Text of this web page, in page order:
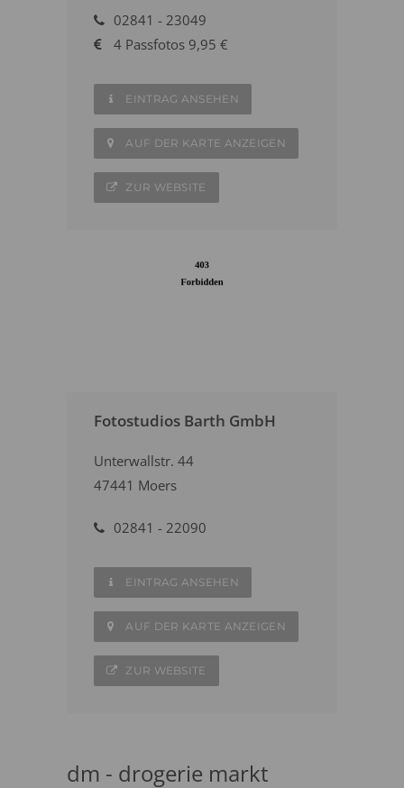
02841 - 23049
4 Passfotos 9,95 €
EINTRAG ANSEHEN
AUF DER KARTE ANZEIGEN
ZUR WEBSITE
Fotostudios Barth GmbH
Unterwallstr. 44
47441 Moers
02841 - 22090
EINTRAG ANSEHEN
AUF DER KARTE ANZEIGEN
ZUR WEBSITE
dm - drogerie markt